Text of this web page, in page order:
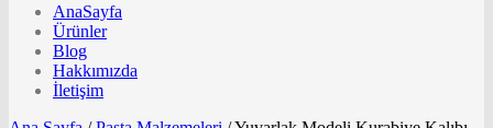
AnaSayfa
Ürünler
Blog
Hakkımızda
İletişim